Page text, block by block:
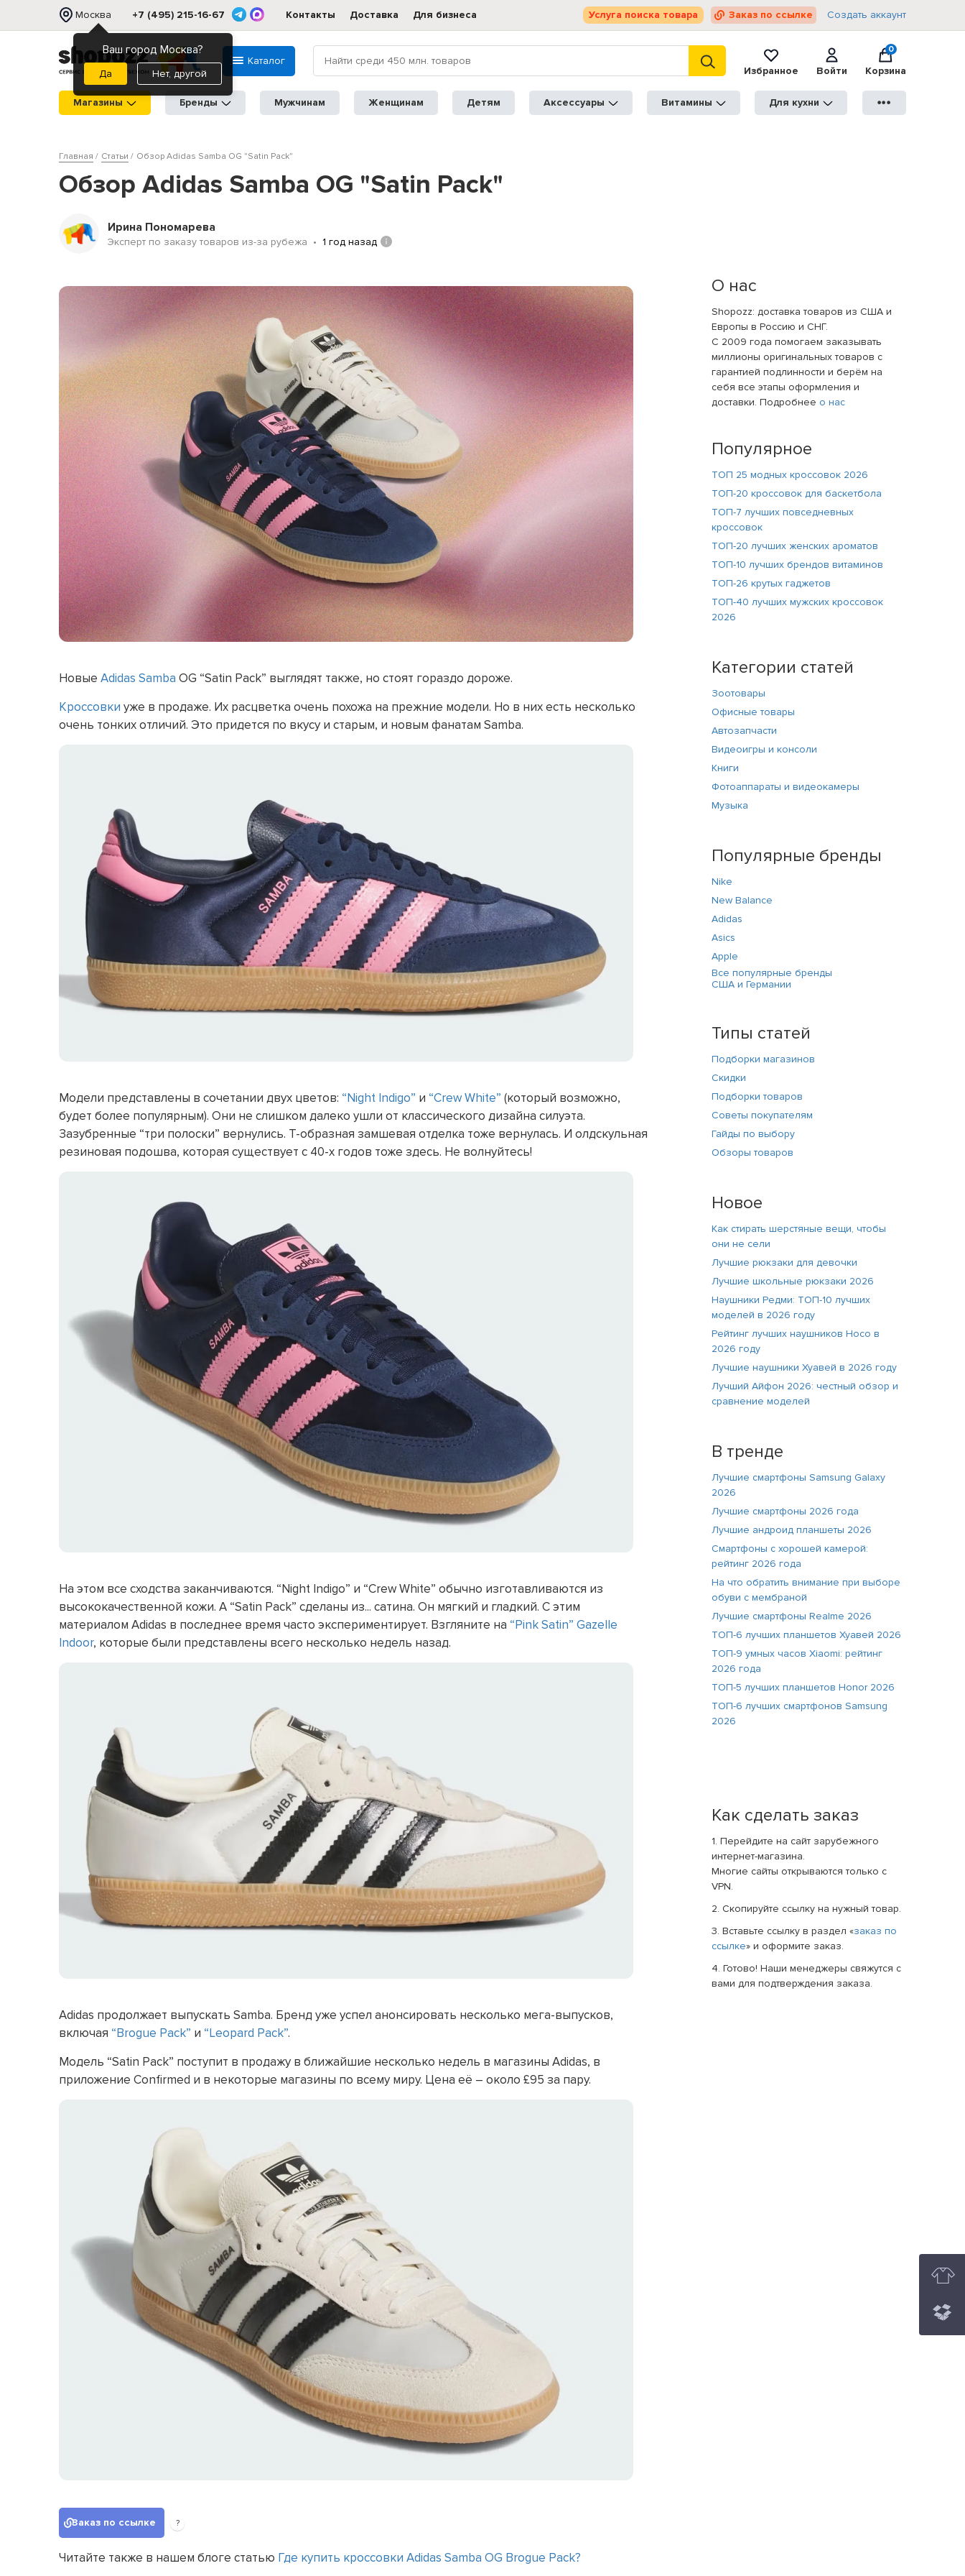
Москва
Ваш город Москва?
Нет, другой
+7 (495) 215-16-67 Контакты Доставка Для бизнеса Услуга поиска товара Заказ по ссылке Создать аккаунт
Каталог
Избранное
Войти
0
Корзина
Магазины Бренды Мужчинам Женщинам Детям Аксессуары Витамины Для кухни ●●●
Главная Статьи Обзор Adidas Samba OG "Satin Pack"
Обзор Adidas Samba OG "Satin Pack"
Ирина Пономарева
Эксперт по заказу товаров из-за рубежа 1 год назад
Новые Adidas Samba OG “Satin Pack” выглядят также, но стоят гораздо дороже.
Кроссовки уже в продаже. Их расцветка очень похожа на прежние модели. Но в них есть несколько
очень тонких отличий. Это придется по вкусу и старым, и новым фанатам Samba.
Модели представлены в сочетании двух цветов: “Night Indigo” и “Crew White” (который возможно,
будет более популярным). Они не слишком далеко ушли от классического дизайна силуэта.
Зазубренные “три полоски” вернулись. Т-образная замшевая отделка тоже вернулась. И олдскульная
резиновая подошва, которая существует с 40-х годов тоже здесь. Не волнуйтесь!
На этом все сходства заканчиваются. “Night Indigo” и “Crew White” обычно изготавливаются из
высококачественной кожи. А “Satin Pack” сделаны из... сатина. Он мягкий и гладкий. С этим
материалом Adidas в последнее время часто экспериментирует. Взгляните на “Pink Satin” Gazelle
Indoor, которые были представлены всего несколько недель назад.
Adidas продолжает выпускать Samba. Бренд уже успел анонсировать несколько мега-выпусков,
включая “Brogue Pack” и “Leopard Pack”.
Модель “Satin Pack” поступит в продажу в ближайшие несколько недель в магазины Adidas, в
приложение Confirmed и в некоторые магазины по всему миру. Цена её – около £95 за пару.
Заказ по ссылке ?
Читайте также в нашем блоге статью Где купить кроссовки Adidas Samba OG Brogue Pack?
О нас
Shopozz: доставка товаров из США и
Европы в Россию и СНГ.
С 2009 года помогаем заказывать
миллионы оригинальных товаров с
гарантией подлинности и берём на
себя все этапы оформления и
доставки. Подробнее о нас
Популярное
ТОП 25 модных кроссовок 2026
ТОП-20 кроссовок для баскетбола
ТОП-7 лучших повседневных
кроссовок
ТОП-20 лучших женских ароматов
ТОП-10 лучших брендов витаминов
ТОП-26 крутых гаджетов
ТОП-40 лучших мужских кроссовок
2026
Категории статей
Зоотовары
Офисные товары
Автозапчасти
Видеоигры и консоли
Книги
Фотоаппараты и видеокамеры
Музыка
Популярные бренды
Nike
New Balance
Adidas
Asics
Apple
Все популярные бренды
США и Германии
Типы статей
Подборки магазинов
Скидки
Подборки товаров
Советы покупателям
Гайды по выбору
Обзоры товаров
Новое
Как стирать шерстяные вещи, чтобы
они не сели
Лучшие рюкзаки для девочки
Лучшие школьные рюкзаки 2026
Наушники Редми: ТОП-10 лучших
моделей в 2026 году
Рейтинг лучших наушников Hoco в
2026 году
Лучшие наушники Хуавей в 2026 году
Лучший Айфон 2026: честный обзор и
сравнение моделей
В тренде
Лучшие смартфоны Samsung Galaxy
2026
Лучшие смартфоны 2026 года
Лучшие андроид планшеты 2026
Смартфоны с хорошей камерой:
рейтинг 2026 года
На что обратить внимание при выборе
обуви с мембраной
Лучшие смартфоны Realme 2026
ТОП-6 лучших планшетов Хуавей 2026
ТОП-9 умных часов Xiaomi: рейтинг
2026 года
ТОП-5 лучших планшетов Honor 2026
ТОП-6 лучших смартфонов Samsung
2026
Как сделать заказ
1. Перейдите на сайт зарубежного
интернет-магазина.
Многие сайты открываются только с
VPN.
2. Скопируйте ссылку на нужный товар.
3. Вставьте ссылку в раздел «заказ по
ссылке» и оформите заказ.
4. Готово! Наши менеджеры свяжутся с
вами для подтверждения заказа.